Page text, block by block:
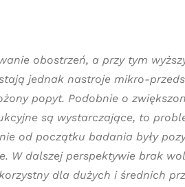
obostrzeń, a przy tym
jednak nastroje mikro-
popyt. Podobnie o
są wystarczające, to
od początku badania były
W dalszej perspektywie brak
dla dużych i średnich